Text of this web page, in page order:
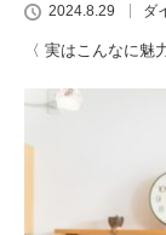
2024.8.29 ダ
〈 実はこんなに魅